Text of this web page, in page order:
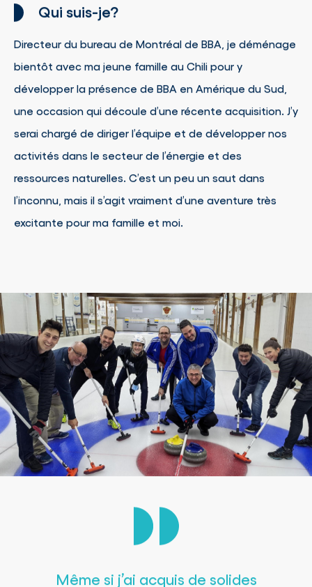
Qui suis-je?
Directeur du bureau de Montréal de BBA, je déménage
bientôt avec ma jeune famille au Chili pour y
développer la présence de BBA en Amérique du Sud,
une occasion qui découle d’une récente acquisition. J’y
serai chargé de diriger l’équipe et de développer nos
activités dans le secteur de l’énergie et des
ressources naturelles. C’est un peu un saut dans
l’inconnu, mais il s’agit vraiment d’une aventure très
excitante pour ma famille et moi.
Même si j’ai acquis de solides